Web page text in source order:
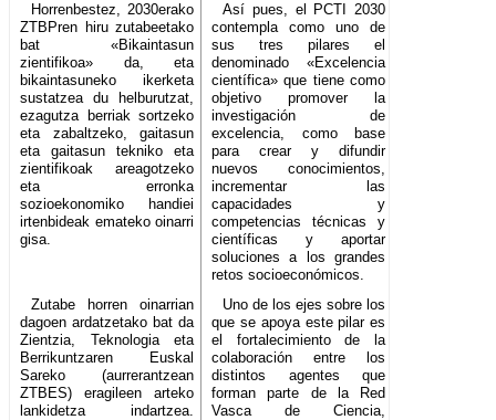
Horrenbestez, 2030erako
ZTBPren hiru zutabeetako
bat «Bikaintasun
zientifikoa» da, eta
bikaintasuneko ikerketa
sustatzea du helburutzat,
ezagutza berriak sortzeko
eta zabaltzeko, gaitasun
eta gaitasun tekniko eta
zientifikoak areagotzeko
eta erronka
sozioekonomiko handiei
irtenbideak emateko oinarri
gisa.
Así pues, el PCTI 2030
contempla como uno de
sus tres pilares el
denominado «Excelencia
científica» que tiene como
objetivo promover la
investigación de
excelencia, como base
para crear y difundir
nuevos conocimientos,
incrementar las
capacidades y
competencias técnicas y
científicas y aportar
soluciones a los grandes
retos socioeconómicos.
Zutabe horren oinarrian
dagoen ardatzetako bat da
Zientzia, Teknologia eta
Berrikuntzaren Euskal
Sareko (aurrerantzean
ZTBES) eragileen arteko
lankidetza indartzea.
Uno de los ejes sobre los
que se apoya este pilar es
el fortalecimiento de la
colaboración entre los
distintos agentes que
forman parte de la Red
Vasca de Ciencia,